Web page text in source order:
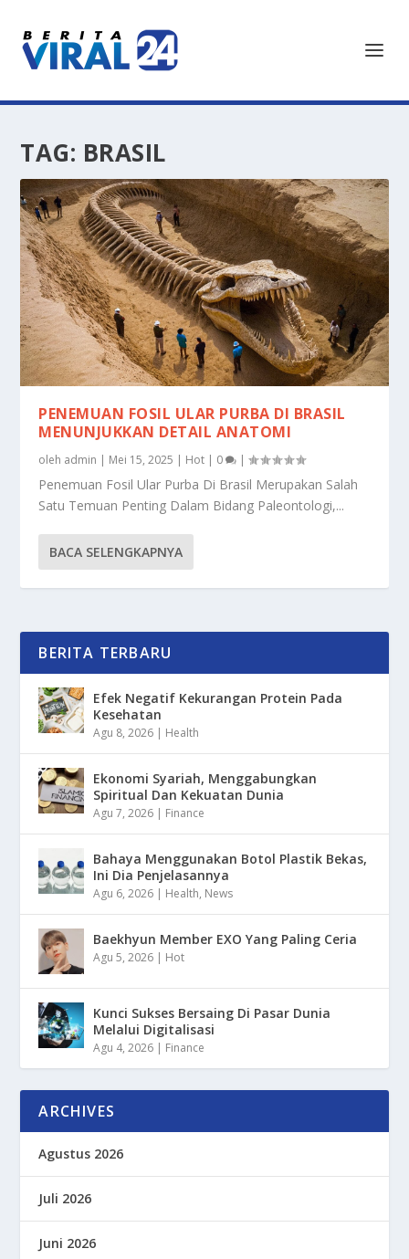
TAG: BRASIL
PENEMUAN FOSIL ULAR PURBA DI BRASIL
MENUNJUKKAN DETAIL ANATOMI
oleh admin | Mei 15, 2025 | Hot | 0 |
Penemuan Fosil Ular Purba Di Brasil Merupakan Salah
Satu Temuan Penting Dalam Bidang Paleontologi,...
BACA SELENGKAPNYA
BERITA TERBARU
Efek Negatif Kekurangan Protein Pada
Kesehatan
Agu 8, 2026 | Health
Ekonomi Syariah, Menggabungkan
Spiritual Dan Kekuatan Dunia
Agu 7, 2026 | Finance
Bahaya Menggunakan Botol Plastik Bekas,
Ini Dia Penjelasannya
Agu 6, 2026 | Health, News
Baekhyun Member EXO Yang Paling Ceria
Agu 5, 2026 | Hot
Kunci Sukses Bersaing Di Pasar Dunia
Melalui Digitalisasi
Agu 4, 2026 | Finance
ARCHIVES
Agustus 2026
Juli 2026
Juni 2026